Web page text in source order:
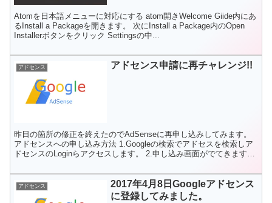
Atomを日本語メニューに対応にする atom開きWelcome Giide内にあ
るInstall a Packageを開きます。 次にInstall a Package内のOpen
Installerボタンをクリック Settingsの中...
アドセンス アドセンス申請に再チャレンジ!!
昨日の箇所の修正を終えたのでAdSenseに再申し込みしてみます。
アドセンスへの申し込み方法 1.Googleの検索でアドセスを検索しア
ドセンスのLoginらアクセスします。 2.申し込み画面がでてきますの
アドセンス
2017年4月8日Googleアドセンス
に登録してみました。